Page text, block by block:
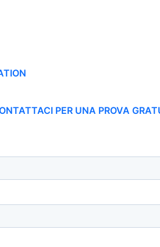
PER UNA PROVA